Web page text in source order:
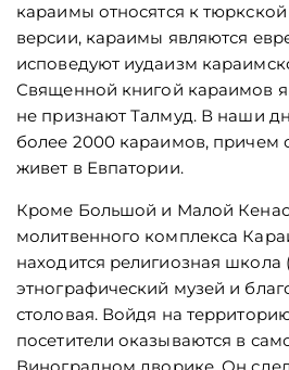
караимы относятся к
версии, караимы являются
исповедуют иудаизм
Священной книгой караимов
не признают Талмуд. В наши
более 2000 караимов, причем
живет в Евпатории.
Кроме Большой и Малой
молитвенного комплекса
находится религиозная
этнографический музей и
столовая. Войдя на
посетители оказываются в